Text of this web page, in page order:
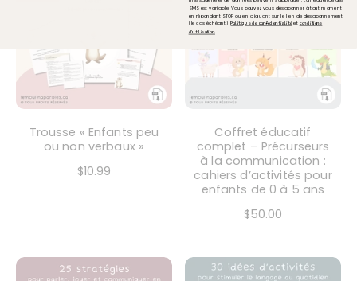
Trousse « Enfants peu
ou non verbaux »
$10.99
Coffret éducatif
complet – Précurseurs
à la communication :
cahiers d’activités pour
enfants de 0 à 5 ans
$50.00
SMS est variable. Vous pouvez vous désabonner à tout moment
en répondant STOP ou en cliquant sur le lien de désabonnement
(le cas échéant).Politique de confidentialitéet conditions
d'utilisation.